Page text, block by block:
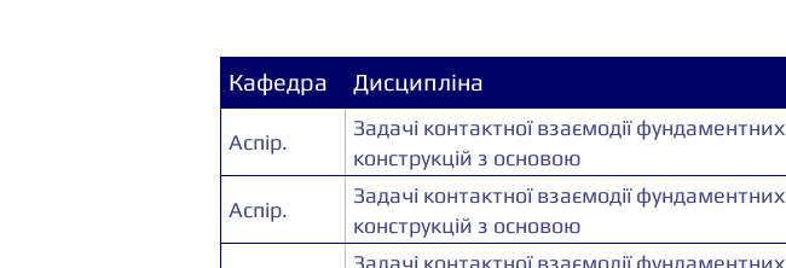
Кафедра Дисципліна
Аспір.
Задачі контактної взаємодії фундаментних
конструкцій з основою
Аспір.
Задачі контактної взаємодії фундаментних
конструкцій з основою
Задачі контактної взаємодії фундаментних